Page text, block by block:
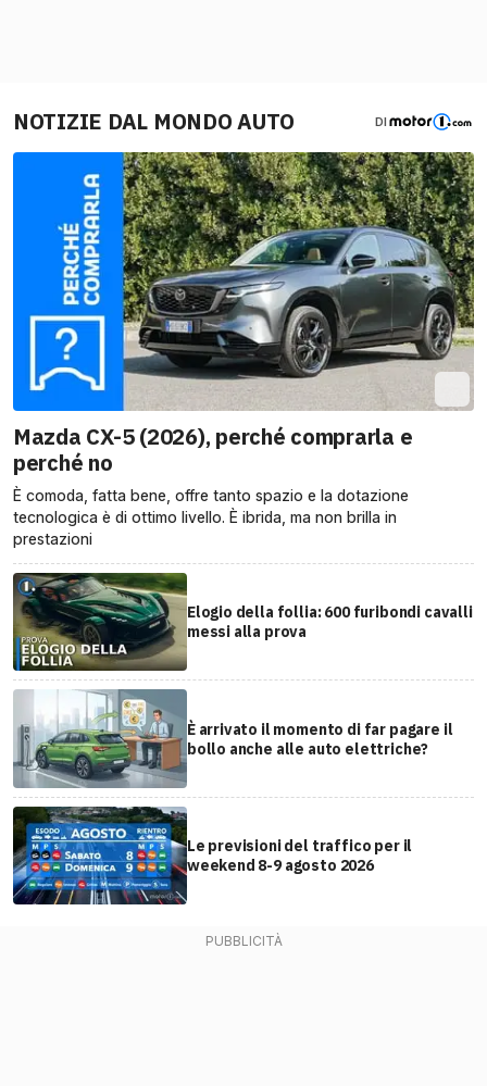
NOTIZIE DAL MONDO AUTO DI
Mazda CX-5 (2026), perché comprarla e
perché no
È comoda, fatta bene, offre tanto spazio e la dotazione
tecnologica è di ottimo livello. È ibrida, ma non brilla in
prestazioni
Elogio della follia: 600 furibondi cavalli
messi alla prova
È arrivato il momento di far pagare il
bollo anche alle auto elettriche?
Le previsioni del traffico per il
weekend 8-9 agosto 2026